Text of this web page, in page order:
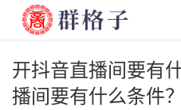
开抖音直播间要有
播间要有什么条件？